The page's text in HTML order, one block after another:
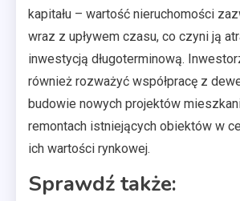
kapitału – wartość nieruchomości
wraz z upływem czasu, co czyni ją
inwestycją długoterminową.
również rozważyć współpracę z
budowie nowych projektów
remontach istniejących obiektów w
ich wartości rynkowej.
Sprawdź także: